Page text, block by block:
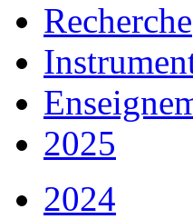
Recherche
2025
2024